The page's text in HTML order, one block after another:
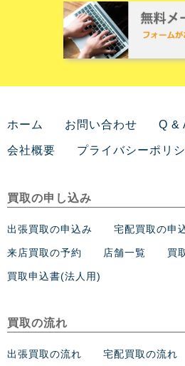
ホーム お問い合わせ Q &
会社概要 プライバシーポリ
買取の申し込み
出張買取の申込み 宅配買取の申
来店買取の予約 店舗一覧 買
買取申込書(法人用)
買取の流れ
出張買取の流れ 宅配買取の流れ